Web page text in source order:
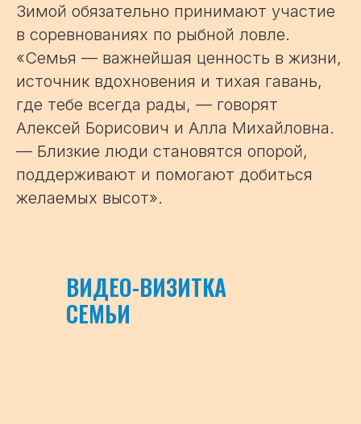
Зимой обязательно принимают участие
в соревнованиях по рыбной ловле.
«Семья — важнейшая ценность в жизни,
источник вдохновения и тихая гавань,
где тебе всегда рады, — говорят
Алексей Борисович и Алла Михайловна.
— Близкие люди становятся опорой,
поддерживают и помогают добиться
желаемых высот».
ВИДЕО-ВИЗИТКА
СЕМЬИ